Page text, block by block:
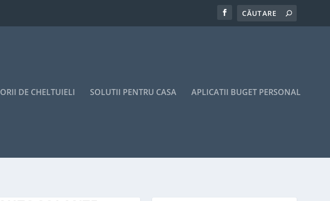
DE CHELTUIELI SOLUTII PENTRU CASA APLICATII BUGET PERSONAL